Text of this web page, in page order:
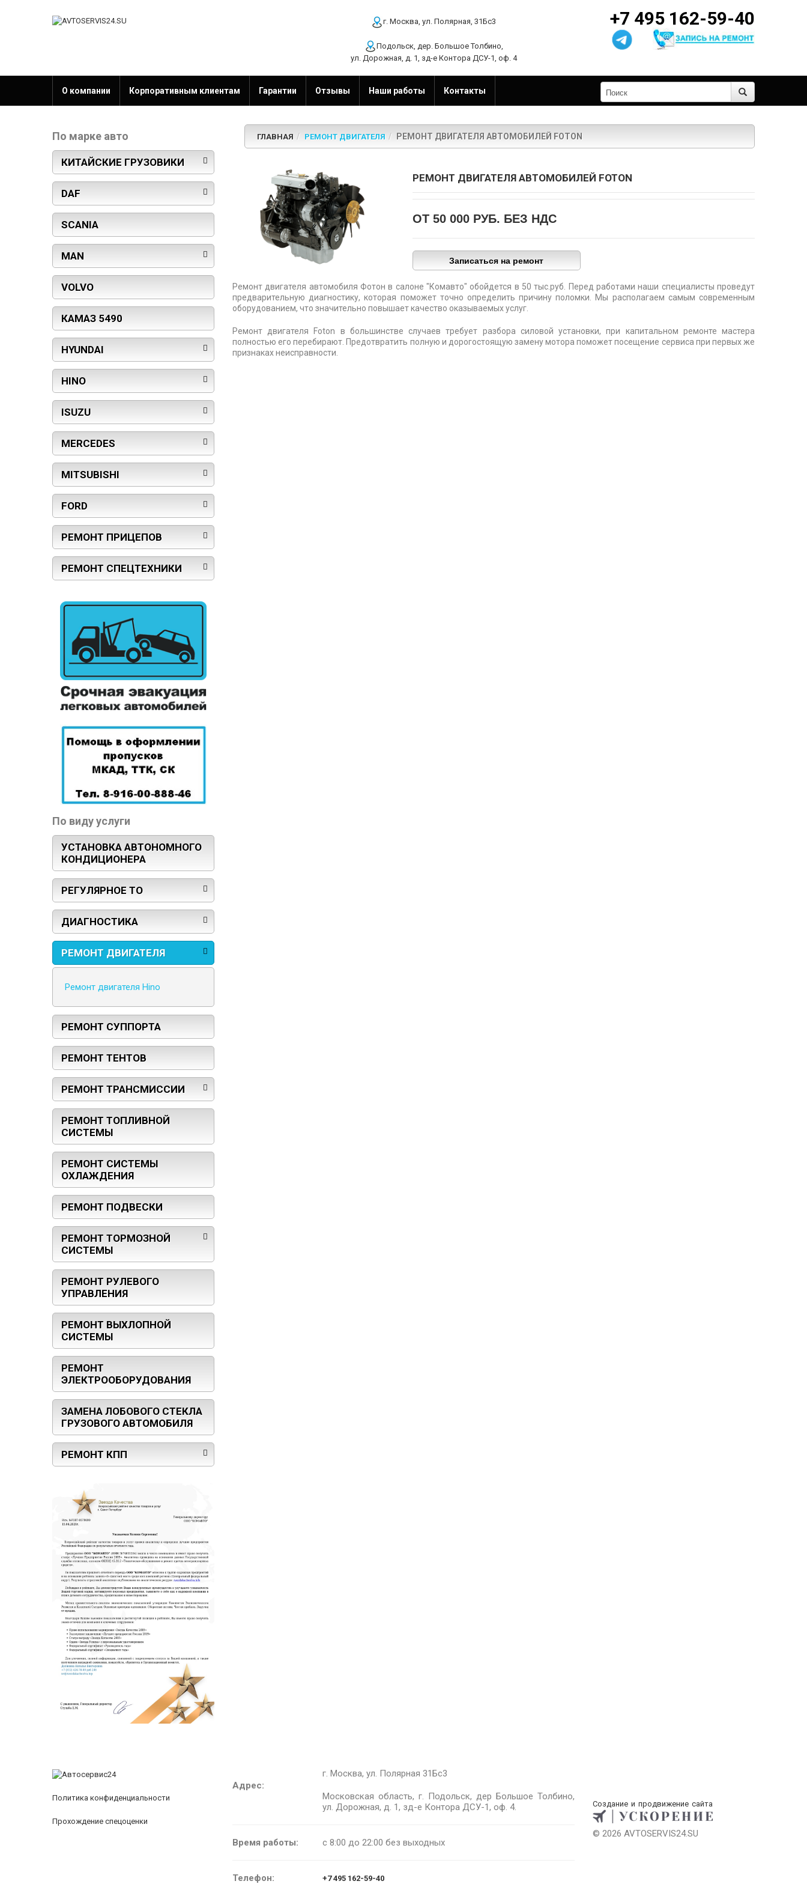
г. Москва, ул. Полярная, 31Бс3
Подольск, дер. Большое Толбино,
ул. Дорожная, д. 1, зд-е Контора ДСУ-1, оф. 4
+7 495 162-59-40
О компании Корпоративным клиентам Гарантии Отзывы Наши работы Контакты
По марке авто
КИТАЙСКИЕ ГРУЗОВИКИ
DAF
SCANIA
MAN
VOLVO
КАМАЗ 5490
HYUNDAI
HINO
ISUZU
MERCEDES
MITSUBISHI
FORD
РЕМОНТ ПРИЦЕПОВ
РЕМОНТ СПЕЦТЕХНИКИ
По виду услуги
УСТАНОВКА АВТОНОМНОГО
КОНДИЦИОНЕРА
РЕГУЛЯРНОЕ ТО
ДИАГНОСТИКА
РЕМОНТ ДВИГАТЕЛЯ
Ремонт двигателя Hino
РЕМОНТ СУППОРТА
РЕМОНТ ТЕНТОВ
РЕМОНТ ТРАНСМИССИИ
РЕМОНТ ТОПЛИВНОЙ
СИСТЕМЫ
РЕМОНТ СИСТЕМЫ
ОХЛАЖДЕНИЯ
РЕМОНТ ПОДВЕСКИ
РЕМОНТ ТОРМОЗНОЙ
СИСТЕМЫ
РЕМОНТ РУЛЕВОГО
УПРАВЛЕНИЯ
РЕМОНТ ВЫХЛОПНОЙ
СИСТЕМЫ
РЕМОНТ
ЭЛЕКТРООБОРУДОВАНИЯ
ЗАМЕНА ЛОБОВОГО СТЕКЛА
ГРУЗОВОГО АВТОМОБИЛЯ
РЕМОНТ КПП
ГЛАВНАЯ РЕМОНТ ДВИГАТЕЛЯ РЕМОНТ ДВИГАТЕЛЯ АВТОМОБИЛЕЙ FOTON
РЕМОНТ ДВИГАТЕЛЯ АВТОМОБИЛЕЙ FOTON
ОТ 50 000 РУБ. БЕЗ НДС
Ремонт двигателя автомобиля Фотон в салоне "Комавто" обойдется в 50 тыс.руб. Перед работами наши специалисты проведут
предварительную диагностику, которая поможет точно определить причину поломки. Мы располагаем самым современным
оборудованием, что значительно повышает качество оказываемых услуг.
Ремонт двигателя Foton в большинстве случаев требует разбора силовой установки, при капитальном ремонте мастера
полностью его перебирают. Предотвратить полную и дорогостоящую замену мотора поможет посещение сервиса при первых же
признаках неисправности.
Политика конфиденциальности
Прохождение спецоценки
Адрес:
г. Москва, ул. Полярная 31Бс3
Московская область, г. Подольск, дер Большое Толбино,
ул. Дорожная, д. 1, зд-е Контора ДСУ-1, оф. 4.
Время работы: с 8:00 до 22:00 без выходных
Телефон: +7 495 162-59-40
Создание и продвижение сайта
© 2026 AVTOSERVIS24.SU